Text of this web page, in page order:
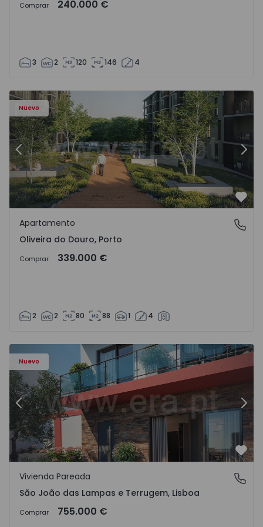
Comprar 240.000 €
3 2 120 146 4
Nuevo
1575522 - 8
Apartamento T2 Vila Nova de Gaia, Oliveira do Douro -
Anterior
Oliveira do Douro, Porto
Apartamento
Oliveira do Douro, Porto
Comprar 339.000 €
2 2 80 88 1 4
Nuevo
Anterior
São João das Lampas e Terrugem, Lisboa
Vivienda Pareada
São João das Lampas e Terrugem, Lisboa
Comprar 755.000 €